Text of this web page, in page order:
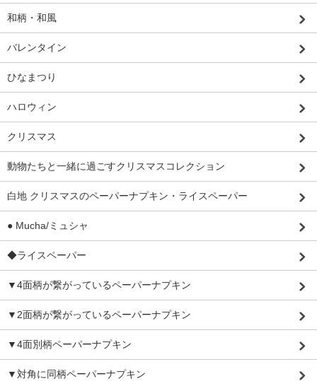
和柄・和風
バレンタイン
ひなまつり
ハロウィン
クリスマス
動物たちと一緒に過ごすクリスマスコレクション
白地 クリスマスのペーパーナプキン・ライスペーパー
● Mucha/ミュシャ
◆ライスペーパー
▼4面柄が繋がっているペーパーナプキン
▼2面柄が繋がっているペーパーナプキン
▼4面別柄ペーパーナプキン
▼対角に同柄ペーパーナプキン